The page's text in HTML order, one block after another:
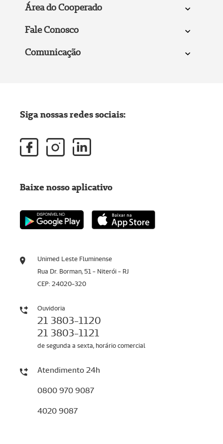
Área do Cooperado
Fale Conosco
Comunicação
Unimed Leste Fluminense
Rua Dr. Borman, 51 - Niterói - RJ
CEP: 24020-320
Ouvidoria
21 3803-1120
21 3803-1121
de segunda a sexta, horário comercial
Atendimento 24h
0800 970 9087
4020 9087
Siga nossas redes sociais:
Baixe nosso aplicativo